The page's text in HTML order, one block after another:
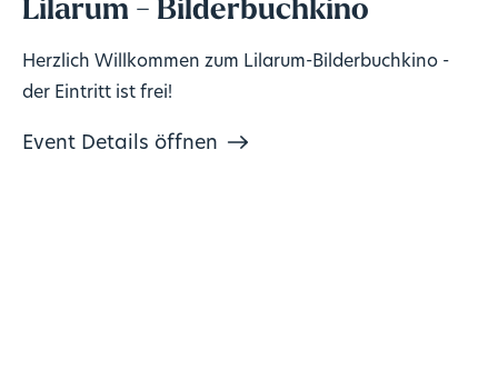
Lilarum - Bilderbuchkino
Herzlich Willkommen zum Lilarum-Bilderbuchkino -
der Eintritt ist frei!
Event Details öffnen